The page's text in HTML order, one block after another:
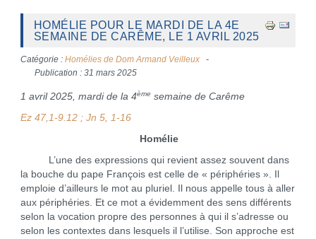
HOMÉLIE POUR LE MARDI DE LA 4E
SEMAINE DE CARÊME, LE 1 AVRIL 2025
Catégorie : Homélies de Dom Armand Veilleux
Publication : 31 mars 2025
1 avril 2025, mardi de la 4ème semaine de Carême
Ez 47,1-9.12 ; Jn 5, 1-16
Homélie
L’une des expressions qui revient assez souvent dans
la bouche du pape François est celle de « périphéries ». Il
emploie d’ailleurs le mot au pluriel. Il nous appelle tous à aller
aux périphéries. Et ce mot a évidemment des sens différents
selon la vocation propre des personnes à qui il s’adresse ou
selon les contextes dans lesquels il l’utilise. Son approche est